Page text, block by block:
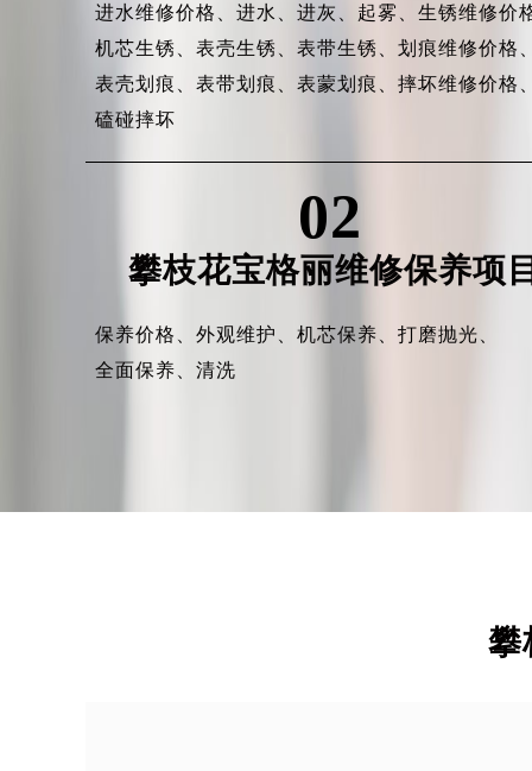
进水维修价格、进水、进灰、 起雾、生锈维修价
机芯生锈、表壳生锈、表带生锈、划痕维修价格
表壳划痕、表带划痕、表蒙划痕、摔坏维修价格
磕碰摔坏
02
攀枝花宝格丽维修保养项
保养价格、外观维护、机芯保养、打磨抛光、
全面保养、清洗
攀